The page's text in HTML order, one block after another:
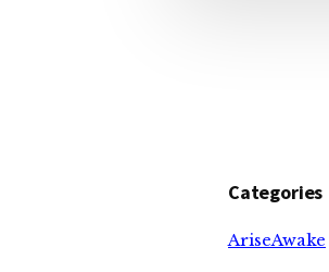
Categories
AriseAwake